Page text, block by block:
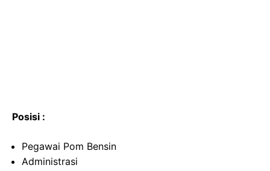
Posisi :
Pegawai Pom Bensin
Administrasi